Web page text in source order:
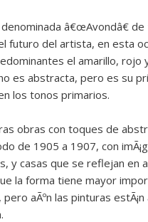
â€œAvondâ€
futuro del artista, en esta
el amarillo, rojo
es abstracta, pero es su
los tonos primarios.
obras con toques de
de 1905 a 1907, con
y casas que se reflejan en
la forma tiene mayor
aÃºn las pinturas